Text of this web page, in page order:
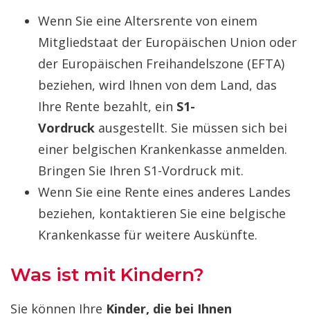
Wenn Sie eine Altersrente von einem
Mitgliedstaat der Europäischen Union oder
der Europäischen Freihandelszone (EFTA)
beziehen, wird Ihnen von dem Land, das
Ihre Rente bezahlt, ein S1-
Vordruck ausgestellt. Sie müssen sich bei
einer belgischen Krankenkasse anmelden.
Bringen Sie Ihren S1-Vordruck mit.
Wenn Sie eine Rente eines anderes Landes
beziehen, kontaktieren Sie eine belgische
Krankenkasse für weitere Auskünfte.
Was ist mit Kindern?
Sie können Ihre Kinder, die bei Ihnen